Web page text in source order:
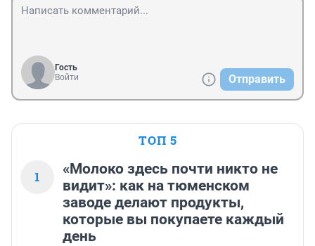
Гость
Войти
Отправить
ТОП 5
1
«Молоко здесь почти никто не
видит»: как на тюменском
заводе делают продукты,
которые вы покупаете каждый
день